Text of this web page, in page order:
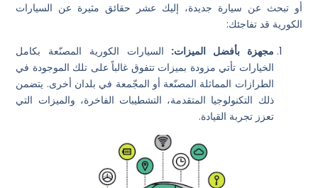
أو تبحث عن سيارة جديدة، إليك عشر حقائق مثيرة عن السيارات
الكورية قد تفاجئك:
مجهزة بأفضل الميزات: السيارات الكورية المصنّعة بكامل
الخيارات تأتي مزودة بميزات تتفوق غالباً على تلك الموجودة في
الطرازات المماثلة المصنّعة أو المجّمعة في بلدان أخرى. يتضمن
ذلك التكنولوجيا المتقدمة، التشطيبات الفاخرة، والميزات التي
تعزز تجربة القيادة.